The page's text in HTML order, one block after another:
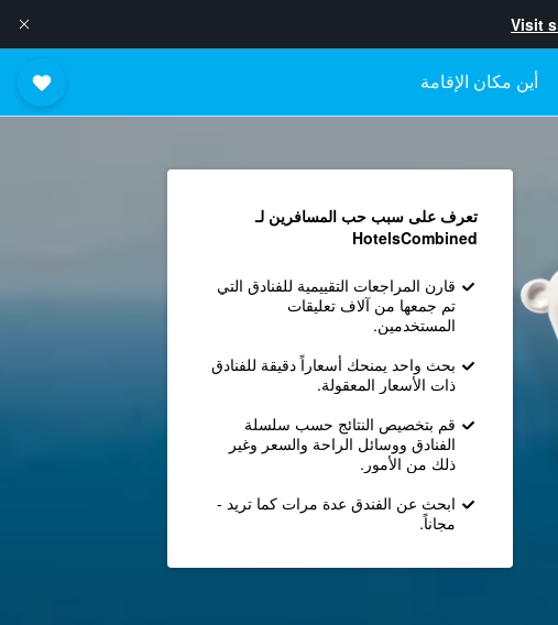
Visit
أين مكان الإقامة
تعرف على سبب حب المسافرين لـ
HotelsCombined
قارن المراجعات التقييمية للفنادق التي
تم جمعها من آلاف تعليقات
المستخدمين.
بحث واحد يمنحك أسعاراً دقيقة للفنادق
ذات الأسعار المعقولة.
قم بتخصيص النتائج حسب سلسلة
الفنادق ووسائل الراحة والسعر وغير
ذلك من الأمور.
ابحث عن الفندق عدة مرات كما تريد -
مجاناً.